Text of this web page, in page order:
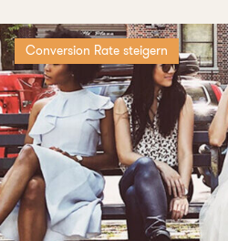
Conversion Rate steigern